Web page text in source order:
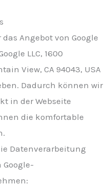
Angebot von Google
LLC, 1600
View, CA 94043, USA
Dadurch können wir
in der Webseite
die komfortable
Datenverarbeitung